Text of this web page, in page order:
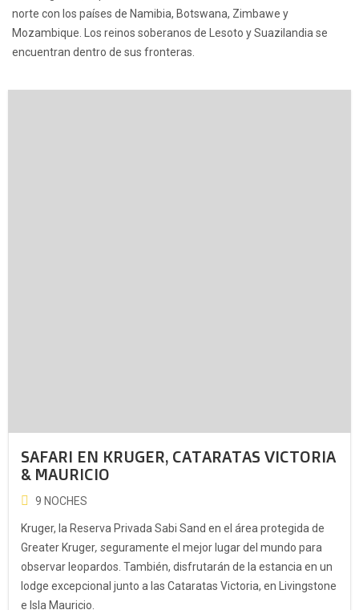
norte con los países de Namibia, Botswana, Zimbawe y
Mozambique. Los reinos soberanos de Lesoto y Suazilandia se
encuentran dentro de sus fronteras.
SAFARI EN KRUGER, CATARATAS VICTORIA
& MAURICIO
9 NOCHES
Kruger, la Reserva Privada Sabi Sand en el área protegida de
Greater Kruger, seguramente el mejor lugar del mundo para
observar leopardos. También, disfrutarán de la estancia en un
lodge excepcional junto a las Cataratas Victoria, en Livingstone
e Isla Mauricio.